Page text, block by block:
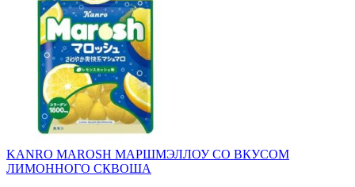
KANRO MAROSH МАРШМЭЛЛОУ СО ВКУСОМ
ЛИМОННОГО СКВОША